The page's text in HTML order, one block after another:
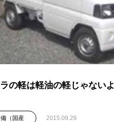
の軽は軽油の軽じゃないよ
（国産 2015.09.29